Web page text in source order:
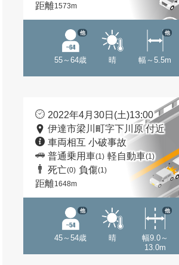
距離1573m
55～64歳
他
晴 幅～5.5m
他
2022年4月30日(土)13:00
伊達市梁川町字下川原 付近
車両相互 小破事故
普通乗用車(1) 軽自動車(1)
死亡(0) 負傷(1)
距離1648m
45～54歳
他
晴
幅9.0～
13.0m
他